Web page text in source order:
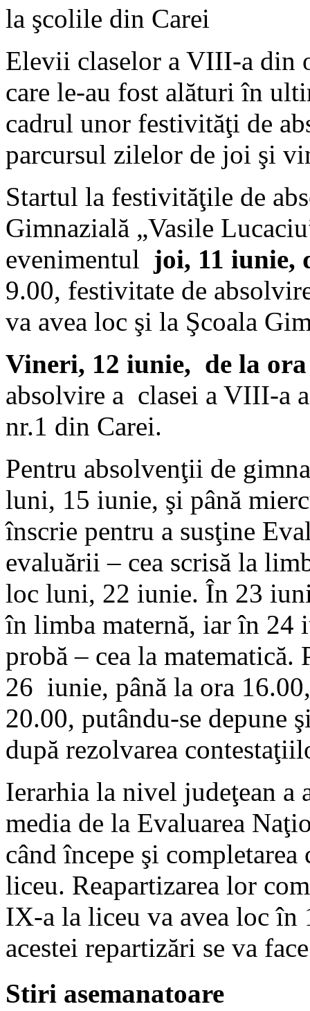
Elevii claselor a VIII-a din
care le-au fost alături în
cadrul unor festivităţi de
parcursul zilelor de joi şi
Startul la festivităţile de
Gimnazială „Vasile
evenimentul joi, 11 iunie,
9.00, festivitate de
va avea loc şi la Şcoala
Vineri, 12 iunie, de la ora
absolvire a clasei a VIII-a
nr.1 din Carei.
Pentru absolvenţii de
luni, 15 iunie, şi până
înscrie pentru a susţine
evaluării – cea scrisă la
loc luni, 22 iunie. În 23
în limba maternă, iar în 24
probă – cea la
26 iunie, până la ora
20.00, putându-se depune
după rezolvarea
Ierarhia la nivel judeţean a
media de la Evaluarea
când începe şi
liceu. Reapartizarea lor
IX-a la liceu va avea loc în
acestei repartizări se va
Stiri asemanatoare